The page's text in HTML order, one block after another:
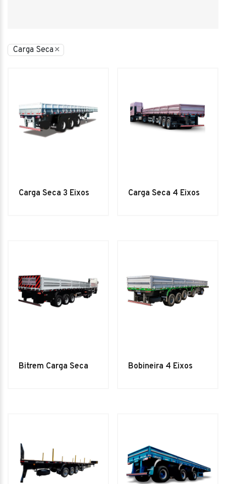
Carga Seca×
Carga Seca 3 Eixos Carga Seca 4 Eixos
Bitrem Carga Seca Bobineira 4 Eixos